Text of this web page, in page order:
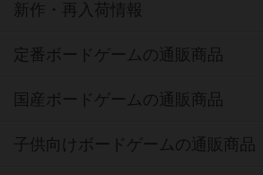
新作・再入荷情報
定番ボードゲームの通販商品
国産ボードゲームの通販商品
子供向けボードゲームの通販商品